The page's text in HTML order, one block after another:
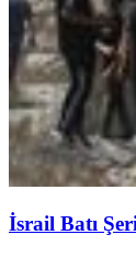
İsrail Batı